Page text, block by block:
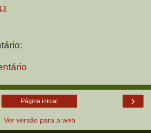
›
Página inicial
Ver versão para a web